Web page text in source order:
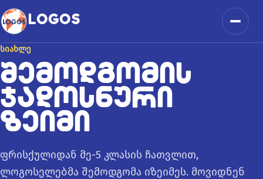
კონტენტზე გადასვლა
LOGOS
ᲡᲘᲐᲮᲚᲔ
ᲨᲔᲛᲝᲓᲒᲝᲛᲘᲡ
ᲯᲐᲓᲝᲡᲜᲣᲠᲘ
ᲖᲔᲘᲛᲘ
ფრისქულიდან მე-5 კლასის ჩათვლით,
ლოგოსელებმა შემოდგომა იზეიმეს. მოვიდნენ